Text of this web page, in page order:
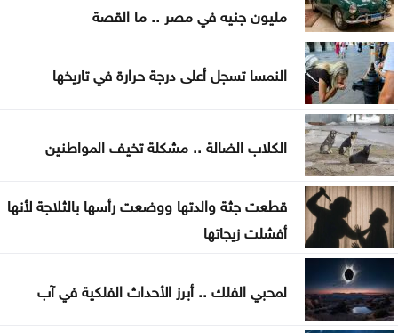
السعايدة يبحث مع علاوي تعزيز التعاون البرلماني
كيف تتحول العزوبية إلى أقوى محطة للنمو الشخصي؟
مليون جنيه في مصر .. ما القصة
النمسا تسجل أعلى درجة حرارة في تاريخها
الكلاب الضالة .. مشكلة تخيف المواطنين
قطعت جثة والدتها ووضعت رأسها بالثلاجة لأنها
أفشلت زيجاتها
لمحبي الفلك .. أبرز الأحداث الفلكية في آب